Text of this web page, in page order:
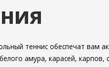
теннис обеспечат вам
амура, карасей, карпов,